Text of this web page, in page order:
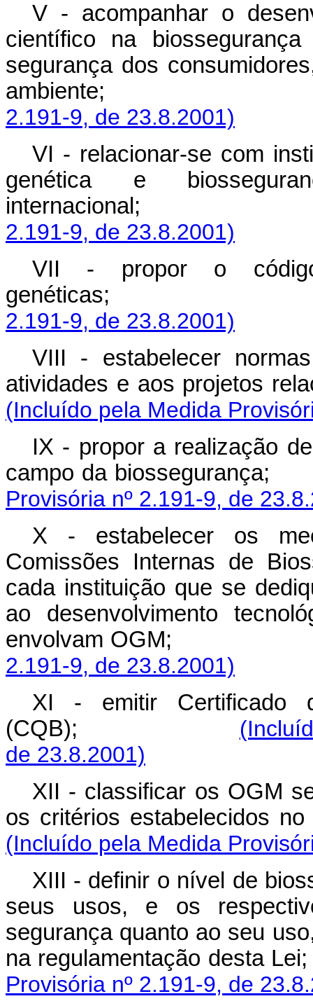
V - acompanhar o
científico na
segurança dos
2.191-9, de 23.8.2001)
VI - relacionar-se com
genética e
2.191-9, de 23.8.2001)
VII - propor o
2.191-9, de 23.8.2001)
VIII - estabelecer
atividades e aos
(Incluído pela Medida
IX - propor a realização
campo da
Provisória nº 2.191-9, de
X - estabelecer os
Comissões Internas de
cada instituição que se
ao desenvolvimento
envolvam OGM;
2.191-9, de 23.8.2001)
XI - emitir Certificado
(CQB);
de 23.8.2001)
XII - classificar os OGM
os critérios estabelecidos
(Incluído pela Medida
XIII - definir o nível de
seus usos, e os
segurança quanto ao seu
na regulamentação
Provisória nº 2.191-9, de